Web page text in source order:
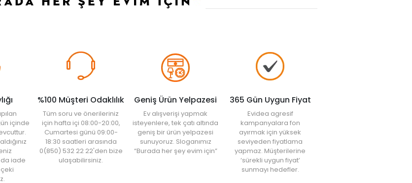
içinde
iade
%100 Müşteri Odaklılık
Tüm soru ve önerileriniz
için hafta içi 08:00-20:00,
Cumartesi günü 09:00-
18:30 saatleri arasında
0(850) 532 22 22'den bize
ulaşabilirsiniz.
Geniş Ürün Yelpazesi
Ev alışverişi yapmak
isteyenlere, tek çatı altında
geniş bir ürün yelpazesi
sunuyoruz. Sloganımız
“Burada her şey evim için”
365 Gün Uygun Fiyat
Evidea agresif
kampanyalara fon
ayırmak için yüksek
seviyeden fiyatlama
yapmaz. Müşterilerine
‘sürekli uygun fiyat’
sunmayı hedefler.